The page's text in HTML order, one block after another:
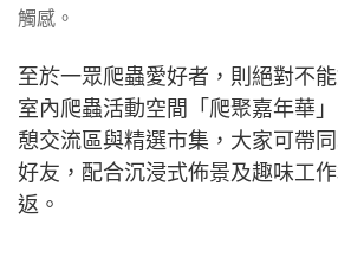
觸感。
至於一眾爬蟲愛好者，則絕對不
室內爬蟲活動空間「爬聚嘉年華
憩交流區與精選市集，大家可帶
好友，配合沉浸式佈景及趣味工
返。